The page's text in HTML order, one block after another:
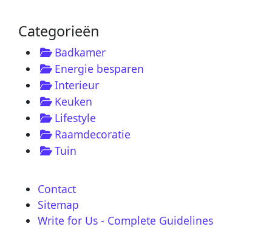
Categorieën
Badkamer
Energie besparen
Interieur
Keuken
Lifestyle
Raamdecoratie
Tuin
Contact
Sitemap
Write for Us - Complete Guidelines